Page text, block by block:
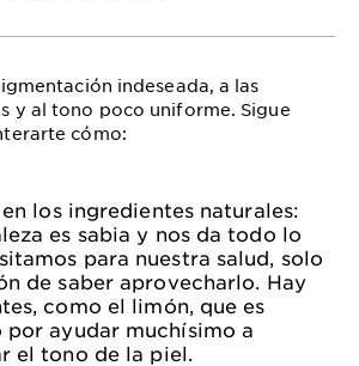
indeseada, a las
y al tono poco uniforme. Sigue
cómo:
los ingredientes naturales:
es sabia y nos da todo lo
para nuestra salud, solo
de saber aprovecharlo. Hay
como el limón, que es
por ayudar muchísimo a
el tono de la piel.